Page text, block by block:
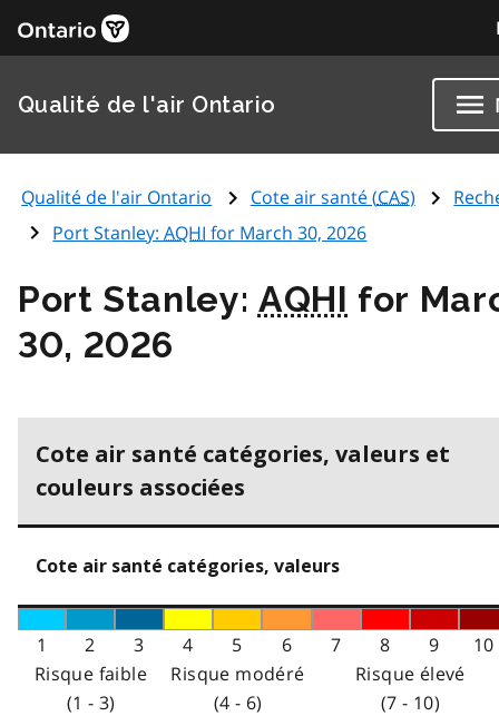
Qualité de l'air Ontario
Qualité de l'air Ontario Cote air santé (CAS)
Port Stanley:AQHI for March 30, 2026
Port Stanley: AQHI for
30, 2026
Cote air santé catégories, valeurs et
couleurs associées
Cote air santé catégories, valeurs
1 2 3 4 5 6 7 8 9
10
Risque faible
(1 - 3)
Risque modéré
(4 - 6)
Risque élevé
(7 - 10)